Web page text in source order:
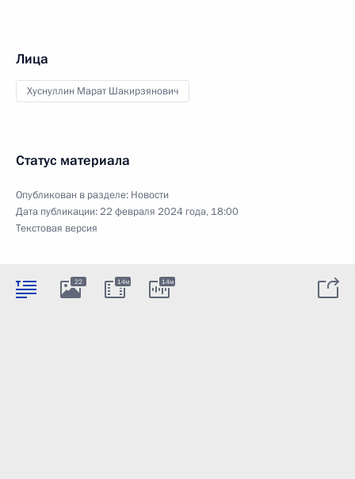
Лица
Хуснуллин Марат Шакирзянович
Статус материала
Опубликован в разделе: Новости
Дата публикации:22 февраля 2024 года, 18:00
Текстовая версия
22 14м 14м